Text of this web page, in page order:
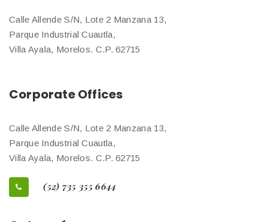
Calle Allende S/N, Lote 2 Manzana 13,
Parque Industrial Cuautla,
Villa Ayala, Morelos. C.P. 62715
Corporate Offices
Calle Allende S/N, Lote 2 Manzana 13,
Parque Industrial Cuautla,
Villa Ayala, Morelos. C.P. 62715
(52) 735 355 6644